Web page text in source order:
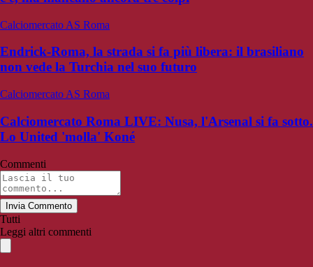
Calciomercato AS Roma
Endrick-Roma, la strada si fa più libera: il brasiliano
non vede la Turchia nel suo futuro
Calciomercato AS Roma
Calciomercato Roma LIVE: Nusa, l'Arsenal si fa sotto.
Lo United 'molla' Koné
Commenti
Invia Commento
Tutti
Leggi altri commenti